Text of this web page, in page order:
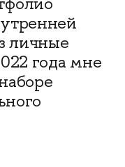
личные
года мне